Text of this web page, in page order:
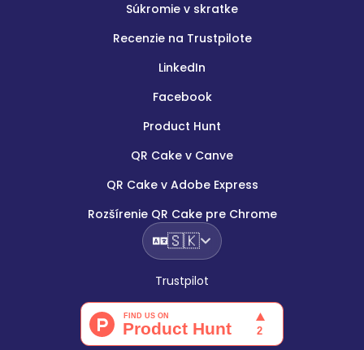
Súkromie v skratke
Recenzie na Trustpilote
LinkedIn
Facebook
Product Hunt
QR Cake v Canve
QR Cake v Adobe Express
Rozšírenie QR Cake pre Chrome
🇸🇰
Trustpilot